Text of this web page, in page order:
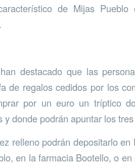
de Mijas
destacado que las
de regalos cedidos por los
por un euro un tríptico
y donde podrán apuntar los
relleno podrán depositarlo
en la farmacia Bootello, o